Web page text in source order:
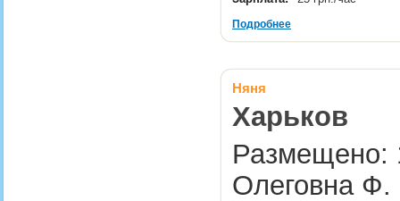
Подробнее
Няня
Харьков
Размещено:
Олеговна Ф.